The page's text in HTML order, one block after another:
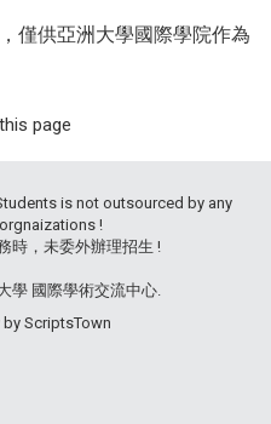
僅供亞洲大學國際學院作為
page
is not outsourced by any
!
時，未委外辦理招生 !
學 國際學術交流中心.
by ScriptsTown